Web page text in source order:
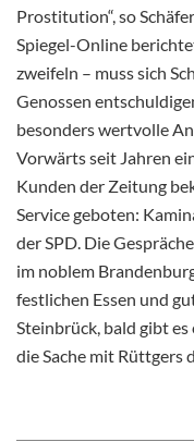
Prostitution“, so
Spiegel-Online
zweifeln – muss sich
Genossen
besonders wertvolle
Vorwärts seit Jahren
Kunden der Zeitung
Service geboten:
der SPD. Die
im noblem
festlichen Essen und
Steinbrück, bald gibt
die Sache mit Rüttgers